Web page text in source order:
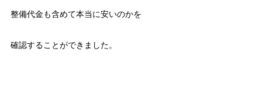
整備代金も含めて本当に安いのかを
確認することができました。